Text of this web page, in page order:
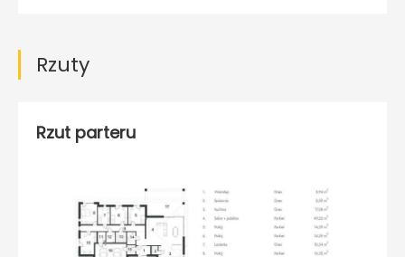
Rzuty
Rzut parteru